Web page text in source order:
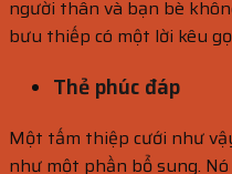
người thân và bạn bè
bưu thiếp có một lời kêu
Thẻ phúc đáp
Một tấm thiệp cưới như
như một phần bổ sung.